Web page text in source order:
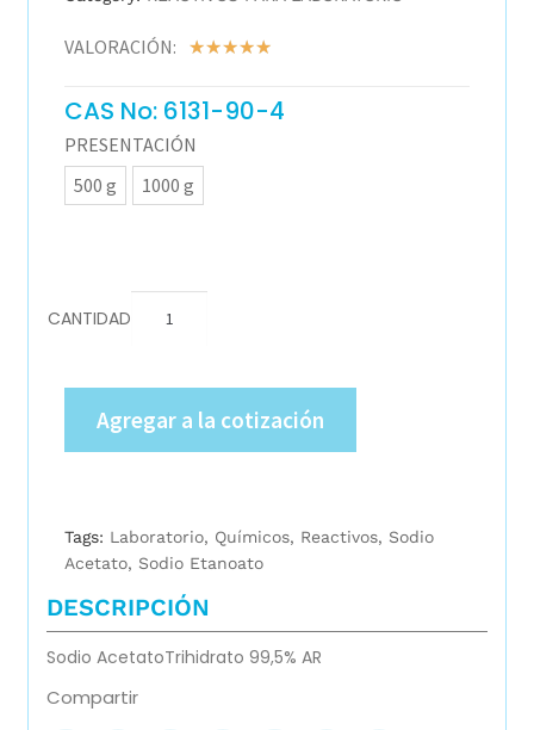
VALORACIÓN: ☆☆☆☆☆
CAS No: 6131-90-4
PRESENTACIÓN
500 g
1000 g
CANTIDAD
Agregar a la cotización
Tags: Laboratorio, Químicos, Reactivos, Sodio
Acetato, Sodio Etanoato
DESCRIPCIÓN
Sodio AcetatoTrihidrato 99,5% AR
Compartir